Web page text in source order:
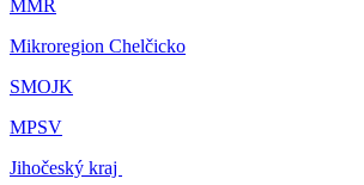
MMR
Mikroregion Chelčicko
SMOJK
MPSV
Jihočeský kraj